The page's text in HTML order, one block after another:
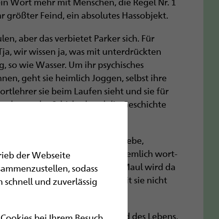
größter Feind, ein absolutes Hassobjekt.
aber das verbietet Parker sich. Für
wir wissen ja, was mit unterdrückten
wie Wasser. Um ihr psychisches
geht sie heimlich Joggen, selbst ihre
sie beim Laufen sieht und sie für
das Schicksal und die Geschichte
es geht unter anderem um Liebe,
und Verstehen – alles ziemlich wort-
Action geht, so richtig aufs Maul wird da
mit 14, 15, 16 zu lesen, damit sie nicht
Sie schleifen über den Grund des Lebens,
der Webseite
sodass
und zuverlässig